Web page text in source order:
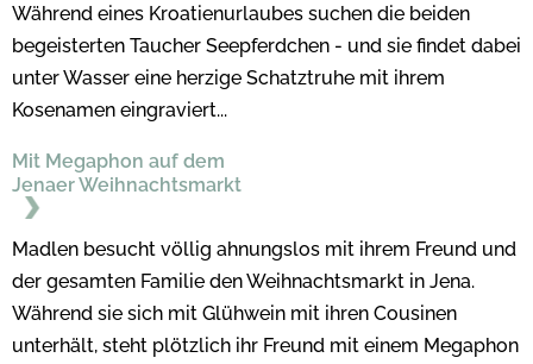
Während eines Kroatienurlaubes suchen die beiden
begeisterten Taucher Seepferdchen - und sie findet dabei
unter Wasser eine herzige Schatztruhe mit ihrem
Kosenamen eingraviert...
Mit Megaphon auf dem
Jenaer Weihnachtsmarkt
Madlen besucht völlig ahnungslos mit ihrem Freund und
der gesamten Familie den Weihnachtsmarkt in Jena.
Während sie sich mit Glühwein mit ihren Cousinen
unterhält, steht plötzlich ihr Freund mit einem Megaphon